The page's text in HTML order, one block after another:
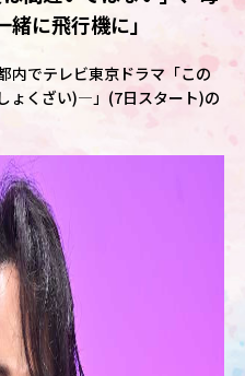
に飛行機に」
内でテレビ東京ドラマ「この
ょくざい)―」(7日スタート)の